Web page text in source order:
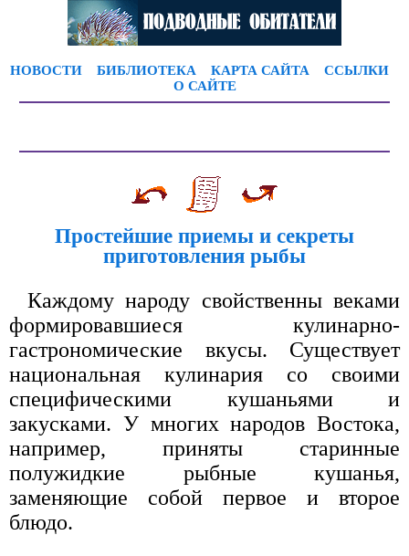
НОВОСТИ БИБЛИОТЕКА КАРТА САЙТА
ССЫЛКИ
О САЙТЕ
Простейшие приемы и секреты
приготовления рыбы
Каждому народу свойственны веками
формировавшиеся кулинарно-
гастрономические вкусы. Существует
национальная кулинария со своими
специфическими кушаньями и
закусками. У многих народов Востока,
например, приняты старинные
полужидкие рыбные кушанья,
заменяющие собой первое и второе
блюдо.